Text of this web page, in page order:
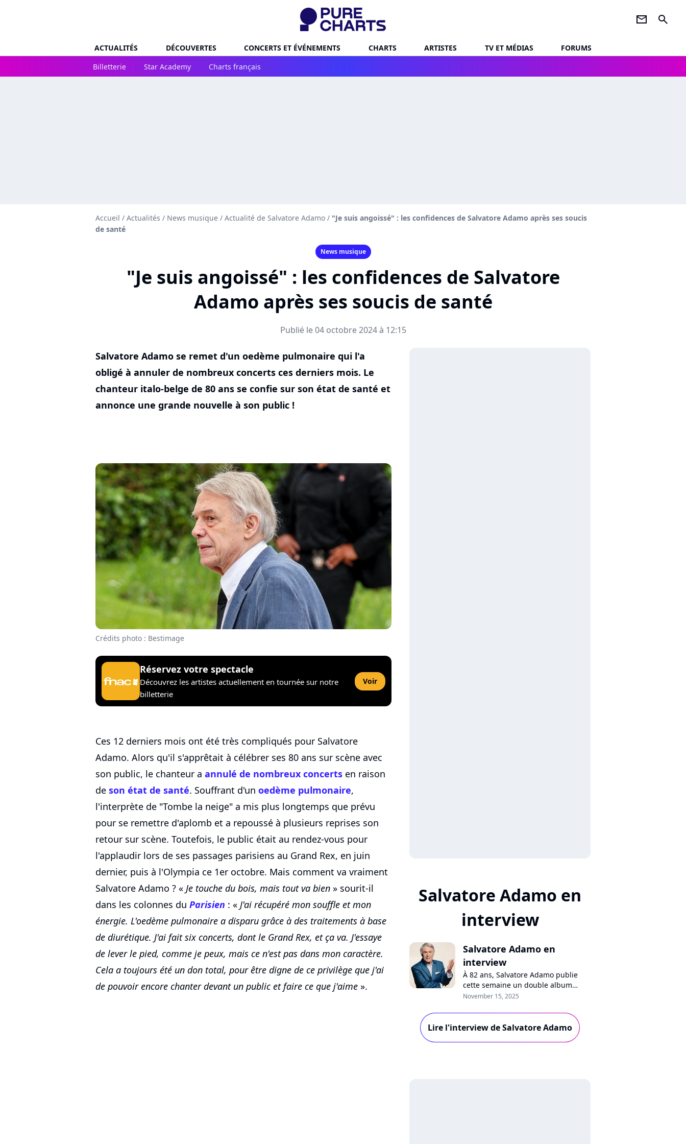
newsletter search
ACTUALITÉS DÉCOUVERTES CONCERTS ET ÉVÉNEMENTS CHARTS ARTISTES TV ET MÉDIAS
FORUMS
Billetterie
Star Academy Charts français
Accueil / Actualités / News musique / Actualité de Salvatore Adamo / "Je suis angoissé" : les confidences de Salvatore Adamo après ses soucis
de santé
News musique
"Je suis angoissé" : les confidences de Salvatore
Adamo après ses soucis de santé
Publié le 04 octobre 2024 à 12:15
Salvatore Adamo se remet d'un oedème pulmonaire qui l'a
obligé à annuler de nombreux concerts ces derniers mois. Le
chanteur italo-belge de 80 ans se confie sur son état de santé et
annonce une grande nouvelle à son public !
Crédits photo : Bestimage
Réservez votre spectacle
Découvrez les artistes actuellement en tournée sur notre
billetterie
Voir
Ces 12 derniers mois ont été très compliqués pour Salvatore
Adamo. Alors qu'il s'apprêtait à célébrer ses 80 ans sur scène avec
son public, le chanteur a annulé de nombreux concerts en raison
de son état de santé. Souffrant d'un oedème pulmonaire,
l'interprète de "Tombe la neige" a mis plus longtemps que prévu
pour se remettre d'aplomb et a repoussé à plusieurs reprises son
retour sur scène. Toutefois, le public était au rendez-vous pour
l'applaudir lors de ses passages parisiens au Grand Rex, en juin
dernier, puis à l'Olympia ce 1er octobre. Mais comment va vraiment
Salvatore Adamo ? « Je touche du bois, mais tout va bien » sourit-il
dans les colonnes du Parisien : « J'ai récupéré mon souffle et mon
énergie. L'oedème pulmonaire a disparu grâce à des traitements à base
de diurétique. J'ai fait six concerts, dont le Grand Rex, et ça va. J'essaye
de lever le pied, comme je peux, mais ce n'est pas dans mon caractère.
Cela a toujours été un don total, pour être digne de ce privilège que j'ai
de pouvoir encore chanter devant un public et faire ce que j'aime ».
Salvatore Adamo en
interview
Salvatore Adamo en
interview
À 82 ans, Salvatore Adamo publie
cette semaine un double album
baptisé "Des nèfles et des
se confie à Purecharts sur ses ennuis
de santé, sa petite fille Lily, la "Star
Academy" ou la fin de sa carrière.
November 15, 2025
Lire l'interview de Salvatore Adamo